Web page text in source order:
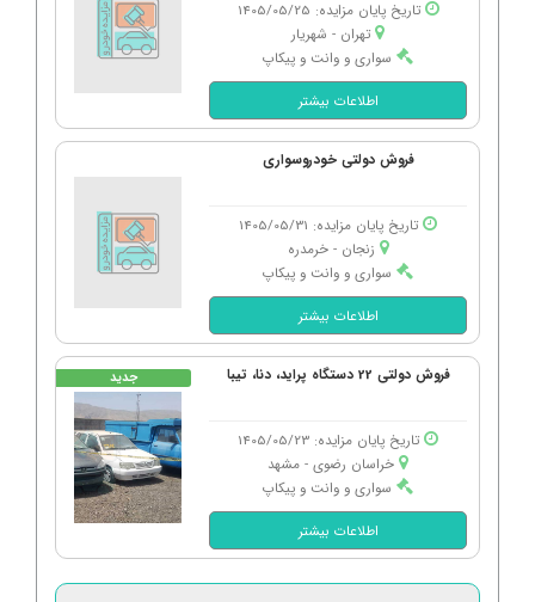
تاریخ پایان مزایده: 1405/05/25
تهران - شهریار
سواری و وانت و پیکاپ
اطلاعات بیشتر
فروش دولتی خودروسواری
تاریخ پایان مزایده: 1405/05/31
زنجان - خرمدره
سواری و وانت و پیکاپ
اطلاعات بیشتر
فروش دولتی 22 دستگاه پراید، دنا، تیبا
تاریخ پایان مزایده: 1405/05/23
خراسان رضوی - مشهد
سواری و وانت و پیکاپ
اطلاعات بیشتر
جدید